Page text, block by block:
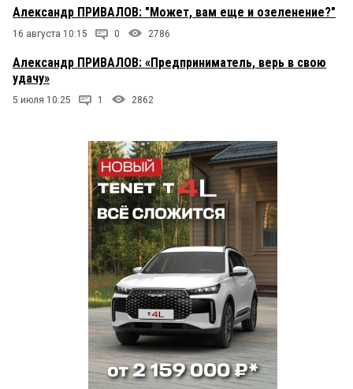
Александр ПРИВАЛОВ: "Может, вам еще и озеленение?"
16 августа 10:15 0 2786
Александр ПРИВАЛОВ: «Предприниматель, верь в свою
удачу»
5 июля 10:25 1 2862